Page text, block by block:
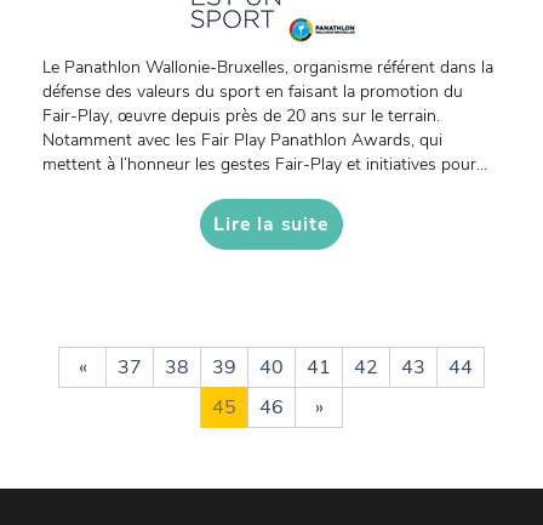
Le Panathlon Wallonie-Bruxelles, organisme référent dans la
défense des valeurs du sport en faisant la promotion du
Fair-Play, œuvre depuis près de 20 ans sur le terrain.
Notamment avec les Fair Play Panathlon Awards, qui
mettent à l’honneur les gestes Fair-Play et initiatives pour...
Lire la suite
« 37 38 39 40 41 42 43
44
45
46 »